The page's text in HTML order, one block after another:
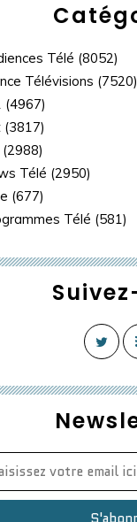
Télé (8052)
Télévisions (7520)
(4967)
(3817)
(2988)
Télé (2950)
(677)
Télé (581)